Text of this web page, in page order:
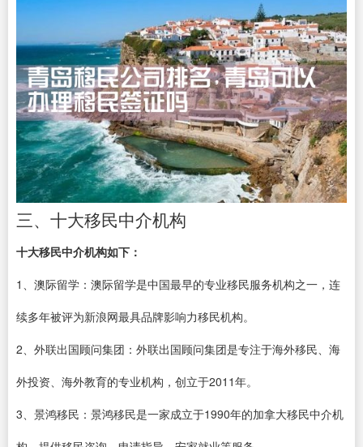
三、十大移民中介机构
十大移民中介机构如下：
1、澳际留学：澳际留学是中国最早的专业移民服务机构之一，连
续多年被评为新浪网最具品牌影响力移民机构。
2、外联出国顾问集团：外联出国顾问集团是专注于海外移民、海
外投资、海外教育的专业机构，创立于2011年。
3、景鸿移民：景鸿移民是一家成立于1990年的加拿大移民中介机